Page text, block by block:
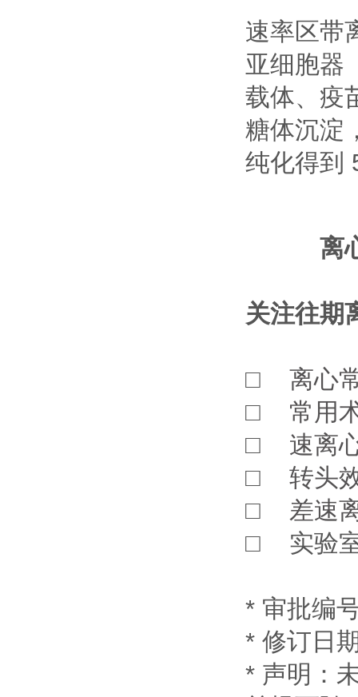
速率区带
亚细胞器
载体、疫
糖体沉淀
纯化得到
离
关注往期
□
离心
□
常用
□
速离
□
转头
□
差速
□ 实验室
* 审批编
* 修订日
* 声明：